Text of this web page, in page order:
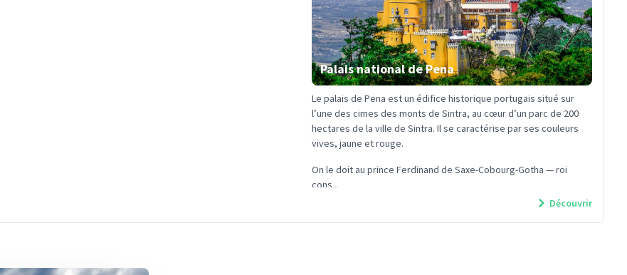
Palais national de Pena
Le palais de Pena est un édifice historique portugais situé sur
l’une des cimes des monts de Sintra, au cœur d’un parc de 200
hectares de la ville de Sintra. Il se caractérise par ses couleurs
vives, jaune et rouge.
On le doit au prince Ferdinand de Saxe-Cobourg-Gotha — roi
cons...
Découvrir